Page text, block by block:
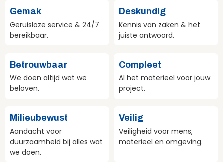
Gemak
Geruisloze service & 24/7
bereikbaar.
Deskundig
Kennis van zaken & het
juiste antwoord.
Betrouwbaar
We doen altijd wat we
beloven.
Compleet
Al het materieel voor jouw
project.
Milieubewust
Aandacht voor
duurzaamheid bij alles wat
we doen.
Veilig
Veiligheid voor mens,
materieel en omgeving.